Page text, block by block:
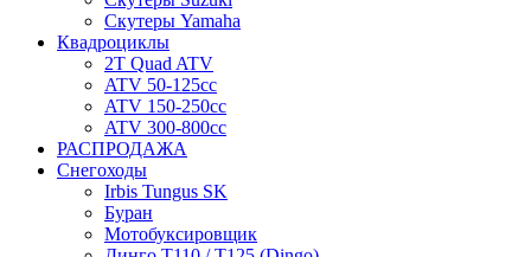
Скутеры Yamaha
Квадроциклы
2T Quad ATV
ATV 50-125cc
ATV 150-250cc
ATV 300-800cc
РАСПРОДАЖА
Снегоходы
Irbis Tungus SK
Буран
Мотобуксировщик